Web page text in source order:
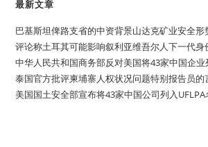
最新文章
巴基斯坦俾路支省的中资背景山达克矿业安全形
评论称土耳其可能影响叙利亚维吾尔人下一代身
中华人民共和国商务部反对美国将43家中国企业
泰国官方批评柬埔寨人权状况问题特别报告员的
美国国土安全部宣布将43家中国公司列入UFLPA